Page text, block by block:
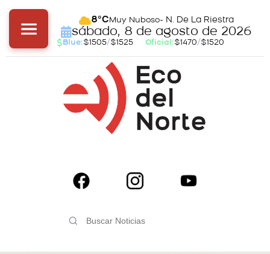
8°C Muy Nuboso- N. De La Riestra
sábado, 8 de agosto de 2026
Blue:$1505/$1525 Oficial:$1470/$1520